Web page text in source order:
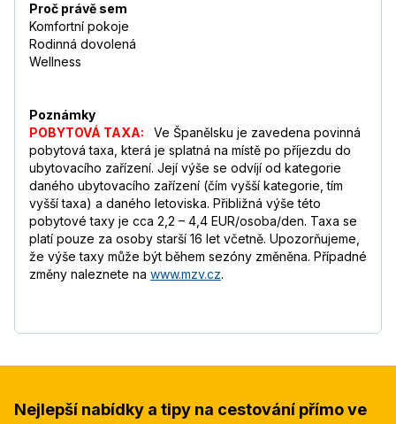
Proč právě sem
Komfortní pokoje
Rodinná dovolená
Wellness
Poznámky
POBYTOVÁ TAXA:
Ve Španělsku je zavedena povinná
pobytová taxa, která je splatná na místě po příjezdu do
ubytovacího zařízení. Její výše se odvíjí od kategorie
daného ubytovacího zařízení (čím vyšší kategorie, tím
vyšší taxa) a daného letoviska. Přibližná výše této
pobytové taxy je cca 2,2 – 4,4 EUR/osoba/den. Taxa se
platí pouze za osoby starší 16 let včetně. Upozorňujeme,
že výše taxy může být během sezóny změněna. Případné
změny naleznete na www.mzv.cz.
Nejlepší nabídky a tipy na cestování přímo ve